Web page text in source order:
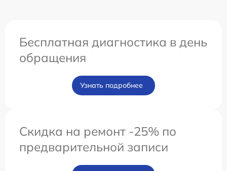
Бесплатная диагностика в день
обращения
Узнать подробнее
Скидка на ремонт -25% по
предварительной записи